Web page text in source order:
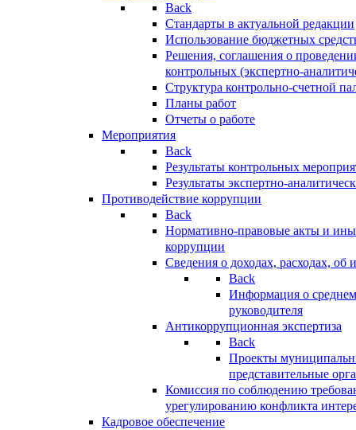
Back
Стандарты в актуальной редакции
Использование бюджетных
Решения, соглашения о
контрольных (экспертно-
Структура контрольно-счетной
Планы работ
Отчеты о работе
Мероприятия
Back
Результаты контрольных
Результаты экспертно-
Противодействие коррупции
Back
Нормативно-правовые акты и
коррупции
Сведения о доходах, расходах, об
Back
Информация о
руководителя
Антикоррупционная экспертиза
Back
Проекты
представительные
Комиссия по соблюдению
урегулированию конфликта
Кадровое обеспечение